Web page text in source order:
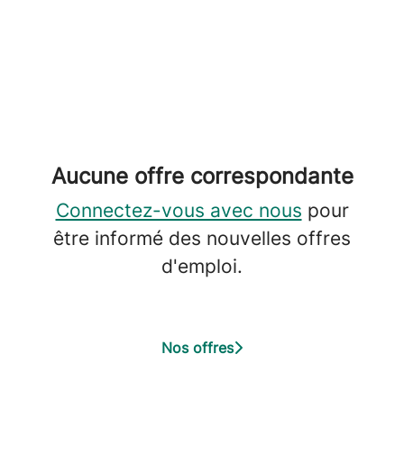
Aucune offre correspondante
Connectez-vous avec nous pour
être informé des nouvelles offres
d'emploi.
Nos offres